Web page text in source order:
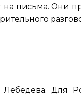
на письма. Они
Для